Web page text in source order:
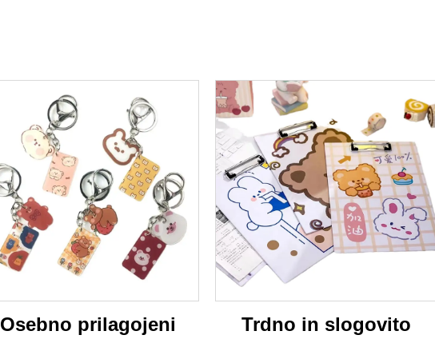
Osebno prilagojeni
Trdno in slogovito